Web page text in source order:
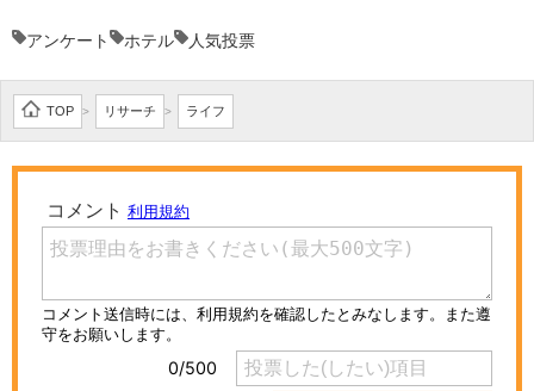
アンケート ホテル 人気投票
TOP > リサーチ > ライフ